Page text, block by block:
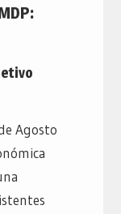
Agosto